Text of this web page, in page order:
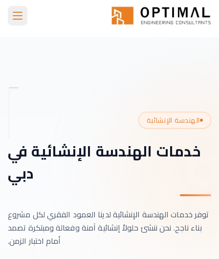
Skip to main content
الرئيسية خدماتنا Structure
الهندسة الإنشائية
خدمات الهندسة الإنشائية في
دبي
توفر خدمات الهندسة الإنشائية لدينا العمود الفقري لكل مشروع
بناء ناجح. نحن ننشئ حلولاً إنشائية آمنة وفعالة ومبتكرة تصمد
أمام اختبار الزمن.